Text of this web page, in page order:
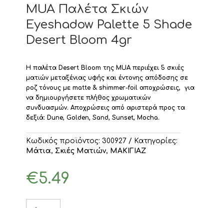
MUA Παλέτα Σκιών
Eyeshadow Palette 5 Shade
Desert Bloom 4gr
Η παλέτα Desert Bloom της MUA περιέχει 5 σκιές
ματιών μεταξένιας υφής και έντονης απόδοσης σε
ροζ τόνους με matte & shimmer-foil αποχρώσεις, για
να δημιουργήσετε πλήθος χρωματικών
συνδυασμών.Αποχρώσεις από αριστερά προς τα
δεξιά: Dune, Golden, Sand, Sunset, Mocha.
Κωδικός προϊόντος:300927
Κατηγορίες:
Mάτια, Σκιές Ματιών, ΜΑΚΙΓΙΑΖ
€5.49